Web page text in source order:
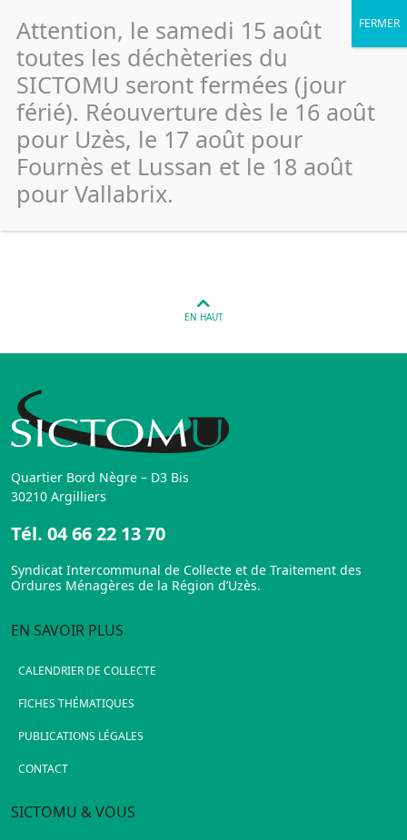
Uzes – Ancien Hopital général
(Papiers)
Publié le 26 janvier 2022
EN HAUT
Quartier Bord Nègre – D3 Bis
30210 Argilliers
Tél. 04 66 22 13 70
Syndicat Intercommunal de Collecte et de Traitement des
Ordures Ménagères de la Région d’Uzès.
EN SAVOIR PLUS
CALENDRIER DE COLLECTE
FICHES THÉMATIQUES
PUBLICATIONS LÉGALES
CONTACT
SICTOMU & VOUS
Attention, le samedi 15 août
toutes les déchèteries du
SICTOMU seront fermées (jour
férié). Réouverture dès le 16 août
pour Uzès, le 17 août pour
Fournès et Lussan et le 18 août
pour Vallabrix.